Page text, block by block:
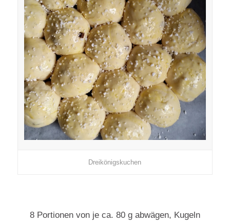
Dreikönigskuchen
8 Portionen von je ca. 80 g abwägen, Kugeln